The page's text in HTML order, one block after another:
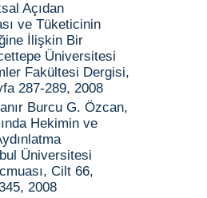
Açıdan
ve Tüketicinin
İlişkin Bir
Üniversitesi
Fakültesi Dergisi,
287-289, 2008
Burcu G. Özcan,
Hekimin ve
Üniversitesi
Cilt 66,
2008